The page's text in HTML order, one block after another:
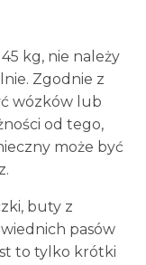
kg, nie należy
Zgodnie z
wózków lub
od tego,
może być
buty z
pasów
to tylko krótki